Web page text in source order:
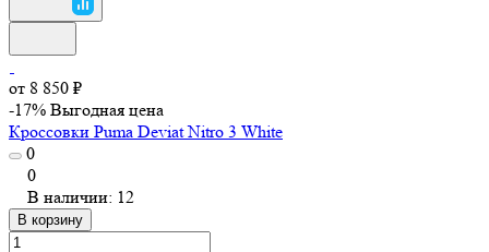
от 8 850 ₽
-17% Выгодная цена
Кроссовки Puma Deviat Nitro 3 White
0
0
В наличии: 12
В корзину